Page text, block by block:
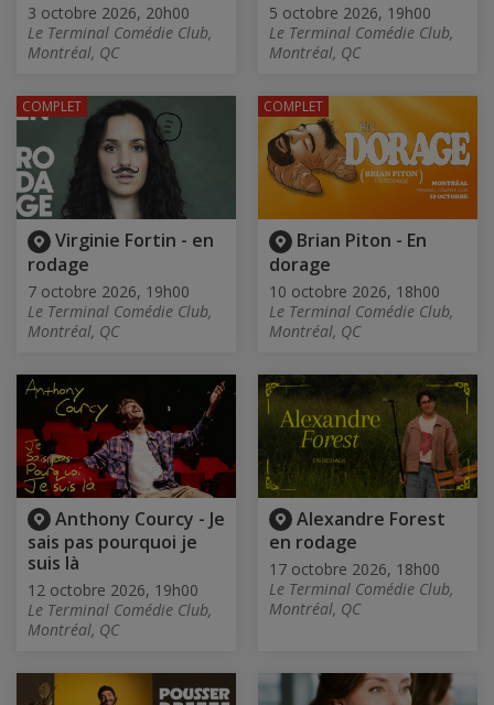
3 octobre 2026, 20h00
Le Terminal Comédie Club,
Montréal, QC
5 octobre 2026, 19h00
Le Terminal Comédie Club,
Montréal, QC
Virginie Fortin - en
rodage
7 octobre 2026, 19h00
Le Terminal Comédie Club,
Montréal, QC
COMPLET
Brian Piton - En
dorage
10 octobre 2026, 18h00
Le Terminal Comédie Club,
Montréal, QC
COMPLET
Anthony Courcy - Je
sais pas pourquoi je
suis là
12 octobre 2026, 19h00
Le Terminal Comédie Club,
Montréal, QC
Alexandre Forest
en rodage
17 octobre 2026, 18h00
Le Terminal Comédie Club,
Montréal, QC